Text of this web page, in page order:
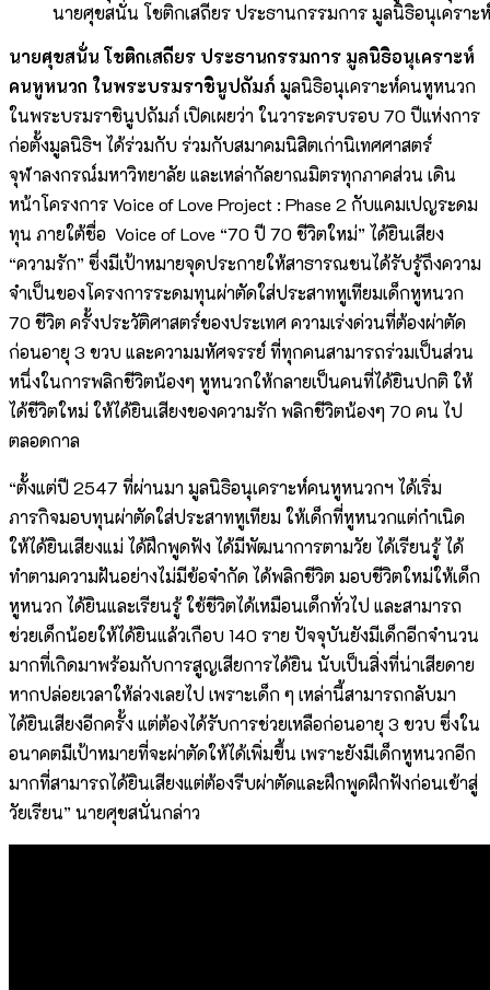
นายศุขสนั่น โชติกเสถียร ประธานกรรมการ มูลนิธิอนุเคร
นายศุขสนั่น โชติกเสถียร ประธานกรรมการ มูลนิธิอนุเคราะห์
คนหูหนวก ในพระบรมราชินูปถัมภ์ มูลนิธิอนุเคราะห์คนหูหนวก
ในพระบรมราชินูปถัมภ์ เปิดเผยว่า ในวาระครบรอบ 70 ปีแห่งการ
ก่อตั้งมูลนิธิฯ ได้ร่วมกับ ร่วมกับสมาคมนิสิตเก่านิเทศศาสตร์
จุฬาลงกรณ์มหาวิทยาลัย และเหล่ากัลยาณมิตรทุกภาคส่วน เดิน
หน้าโครงการ Voice of Love Project : Phase 2 กับแคมเปญระดม
ทุน ภายใต้ชื่อ Voice of Love “70 ปี 70 ชีวิตใหม่” ได้ยินเสียง
“ความรัก” ซึ่งมีเป้าหมายจุดประกายให้สาธารณชนได้รับรู้ถึงความ
จำเป็นของโครงการระดมทุนผ่าตัดใส่ประสาทหูเทียมเด็กหูหนวก
70 ชีวิต ครั้งประวัติศาสตร์ของประเทศ ความเร่งด่วนที่ต้องผ่าตัด
ก่อนอายุ 3 ขวบ และความมหัศจรรย์ ที่ทุกคนสามารถร่วมเป็นส่วน
หนึ่งในการพลิกชีวิตน้องๆ หูหนวกให้กลายเป็นคนที่ได้ยินปกติ ให้
ได้ชีวิตใหม่ ให้ได้ยินเสียงของความรัก พลิกชีวิตน้องๆ 70 คน ไป
ตลอดกาล
“ตั้งแต่ปี 2547 ที่ผ่านมา มูลนิธิอนุเคราะห์คนหูหนวกฯ ได้เริ่ม
ภารกิจมอบทุนผ่าตัดใส่ประสาทหูเทียม ให้เด็กที่หูหนวกแต่กำเนิด
ให้ได้ยินเสียงแม่ ได้ฝึกพูดฟัง ได้มีพัฒนาการตามวัย ได้เรียนรู้ ได้
ทำตามความฝันอย่างไม่มีข้อจำกัด ได้พลิกชีวิต มอบชีวิตใหม่ให้เด็ก
หูหนวก ได้ยินและเรียนรู้ ใช้ชีวิตได้เหมือนเด็กทั่วไป และสามารถ
ช่วยเด็กน้อยให้ได้ยินแล้วเกือบ 140 ราย ปัจจุบันยังมีเด็กอีกจำนวน
มากที่เกิดมาพร้อมกับการสูญเสียการได้ยิน นับเป็นสิ่งที่น่าเสียดาย
หากปล่อยเวลาให้ล่วงเลยไป เพราะเด็ก ๆ เหล่านี้สามารถกลับมา
ได้ยินเสียงอีกครั้ง แต่ต้องได้รับการช่วยเหลือก่อนอายุ 3 ขวบ ซึ่งใน
อนาคตมีเป้าหมายที่จะผ่าตัดให้ได้เพิ่มขึ้น เพราะยังมีเด็กหูหนวกอีก
มากที่สามารถได้ยินเสียงแต่ต้องรีบผ่าตัดและฝึกพูดฝึกฟังก่อนเข้าสู่
วัยเรียน” นายศุขสนั่นกล่าว